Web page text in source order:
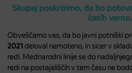
Skupaj poskrbimo, da bo
časih varno.
Obveščamo vas, da bo javni potniški
2021 deloval nemoteno, in sicer v
redi. Mednarodni linije se do
redi na postajališčih v tem času ne